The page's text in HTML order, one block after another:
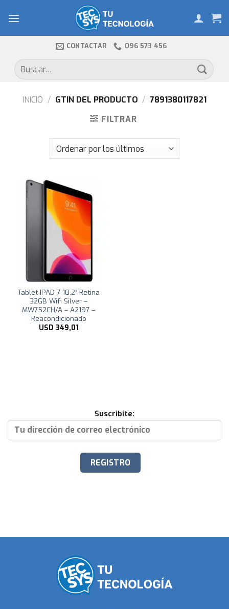
CONTACTAR 096 573 456
Buscar
por:
INICIO / GTIN DEL PRODUCTO / 7891380117821
FILTRAR
Tablet IPAD 7 10.2″ Retina
32GB Wifi Silver –
MW752CH/A – A2197 –
Reacondicionado
USD 349,01
Suscribite: